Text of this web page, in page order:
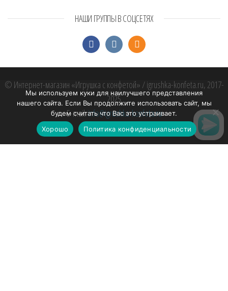
НАШИ ГРУППЫ В СОЦСЕТЯХ
facebookvkontakteodnoklassniki
Мы используем куки для наилучшего представления
нашего сайта. Если Вы продолжите использовать сайт, мы
будем считать что Вас это устраивает.
Хорошо
Политика конфиденциальности
© Интернет-магазин «Игрушка с конфетой» / igrushka-konfeta.ru, 2017-
2025
E-mail:info@igrushka-konfeta.ru
+7 (495) 999-51-06